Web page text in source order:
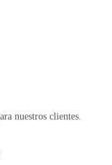
nuestros clientes.